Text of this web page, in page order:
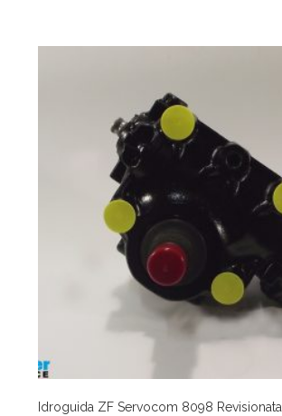
Idroguida ZF Servocom 8098 Revisionata